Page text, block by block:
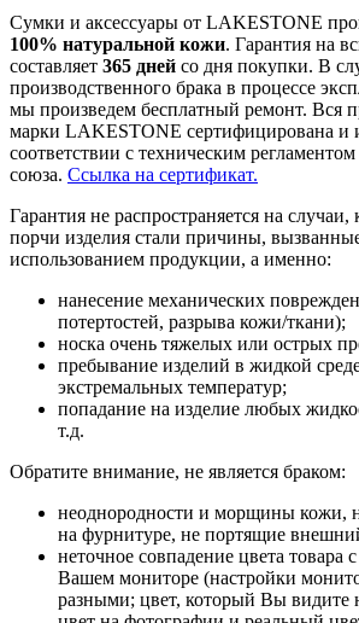
Сумки и аксессуары от LAKESTONE
100% натуральной кожи. Гарантия на
составляет 365 дней со дня покупки. В
производственного брака в процессе
мы произведем бесплатный ремонт. Вся
марки LAKESTONE сертифицирована и
соответствии с техническим
союза. Ссылка на сертификат.
Гарантия не распространяется на случаи,
порчи изделия стали причины,
использованием продукции, а именно:
нанесение механических
потертостей, разрыва кожи/ткани);
носка очень тяжелых или острых
пребывание изделий в жидкой
экстремальных температур;
попадание на изделие любых
т.д.
Обратите внимание, не является браком:
неоднородности и морщины кожи,
на фурнитуре, не портящие
неточное совпадение цвета товара
Вашем мониторе (настройки
разными; цвет, который Вы видите